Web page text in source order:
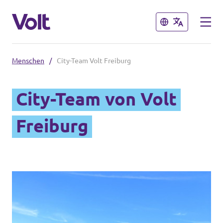
Schließen
Lokale Teams
Volt in Deutschland
Volt Deutschland Merchandise Shop
Schließen
Programm
Menschen
Neuigkeiten
Menschen / City-Team Volt Freiburg
City-Team von Volt
Freiburg